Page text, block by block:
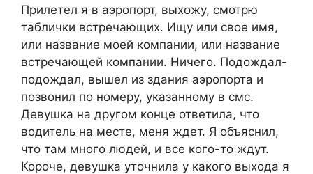
Прилетел я в аэропорт, выхожу, смотрю
таблички встречающих. Ищу или свое имя,
или название моей компании, или название
встречающей компании. Ничего. Подождал-
подождал, вышел из здания аэропорта и
позвонил по номеру, указанному в смс.
Девушка на другом конце ответила, что
водитель на месте, меня ждет. Я объяснил,
что там много людей, и все кого-то ждут.
Короче, девушка уточнила у какого выхода я